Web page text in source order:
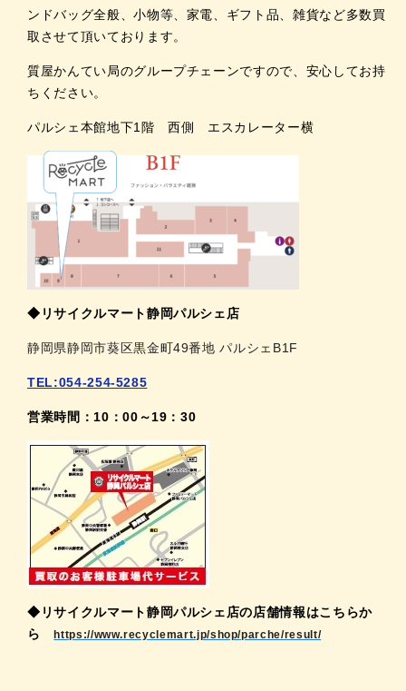
ンドバッグ全般、小物等、家電、ギフト品、雑貨など多数買
取させて頂いております。
質屋かんてい局のグループチェーンですので、安心してお持
ちください。
パルシェ本館地下1階 西側 エスカレーター横
◆リサイクルマート静岡パルシェ店
静岡県静岡市葵区黒金町49番地 パルシェB1F
TEL:054-254-5285
営業時間：10：00～19：30
◆リサイクルマート静岡パルシェ店の店舗情報はこちらか
らhttps://www.recyclemart.jp/shop/parche/result/